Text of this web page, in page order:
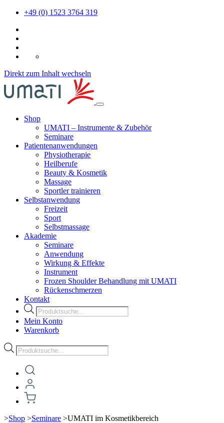
+49 (0) 1523 3764 319
Direkt zum Inhalt wechseln
Shop
UMATI – Instrumente & Zubehör
Seminare
Patientenanwendungen
Physiotherapie
Heilberufe
Beauty & Kosmetik
Massage
Sportler trainieren
Selbstanwendung
Freizeit
Sport
Selbstmassage
Akademie
Seminare
Anwendung
Wirkung & Effekte
Instrument
Frozen Shoulder Behandlung mit UMATI
Rückenschmerzen
Kontakt
Products
search
Mein Konto
Warenkorb
Products
search
>Shop >Seminare >UMATI im Kosmetikbereich